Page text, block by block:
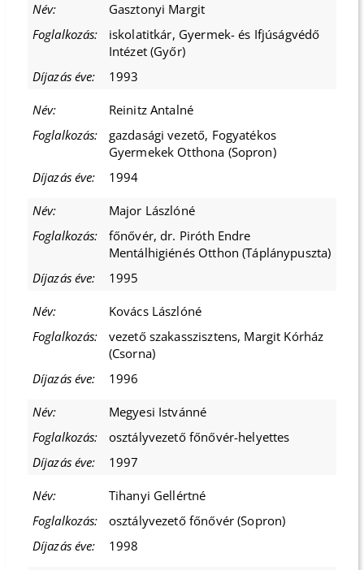
Gasztonyi Margit
iskolatitkár, Gyermek- és Ifjúságvédő
Intézet (Győr)
1993
Reinitz Antalné
gazdasági vezető, Fogyatékos
Gyermekek Otthona (Sopron)
1994
Major Lászlóné
főnővér, dr. Piróth Endre
Mentálhigiénés Otthon (Táplánypuszta)
1995
Kovács Lászlóné
vezető szakasszisztens, Margit Kórház
(Csorna)
1996
Megyesi Istvánné
osztályvezető főnővér-helyettes
1997
Tihanyi Gellértné
osztályvezető főnővér (Sopron)
1998